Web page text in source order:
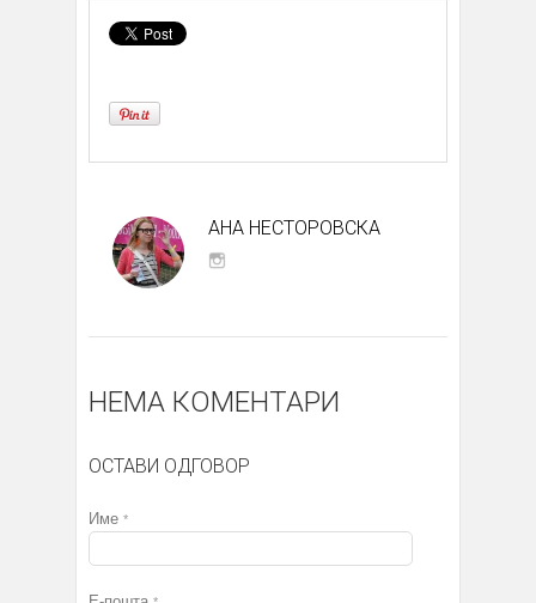
АНА НЕСТОРОВСКА
НЕМА КОМЕНТАРИ
ОСТАВИ ОДГОВОР
Име *